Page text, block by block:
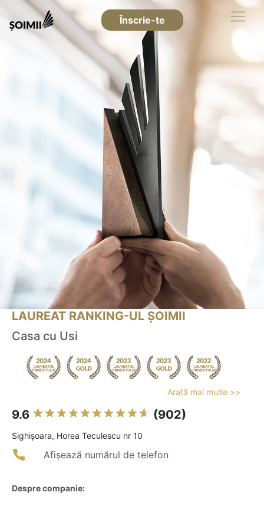
Înscrie-te
LAUREAT RANKING-UL ȘOIMII
Casa cu Usi
Arată mai multe >>
9.6 (902)
Sighişoara, Horea Teculescu nr 10
Afișează numărul de telefon
Despre companie: